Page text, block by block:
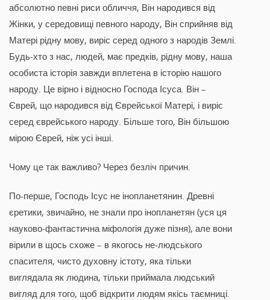
абсолютно певні риси обличчя, Він народився від
Жінки, у середовищі певного народу, Він сприйняв від
Матері рідну мову, виріс серед одного з народів Землі.
Будь-хто з нас, людей, має предків, рідну мову, наша
особиста історія завжди вплетена в історію нашого
народу. Це вірно і відносно Господа Ісуса. Він –
Єврей, що народився від Єврейської Матері, і виріс
серед єврейського народу. Більше того, Він більшою
мірою Єврей, ніж усі інші.
Чому це так важливо? Через безліч причин.
По-перше, Господь Ісус не інопланетянин. Древні
єретики, звичайно, не знали про інопланетян (уся ця
науково-фантастична міфологія дуже пізня), але вони
вірили в щось схоже – в якогось не-людського
спасителя, чисто духовну істоту, яка тільки
виглядала як людина, тільки приймала людський
вигляд для того, щоб відкрити людям якісь таємниці.